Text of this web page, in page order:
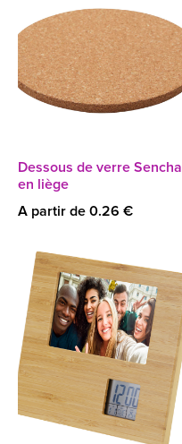
Dessous de verre Sencha
en liège
A partir de 0.26 €